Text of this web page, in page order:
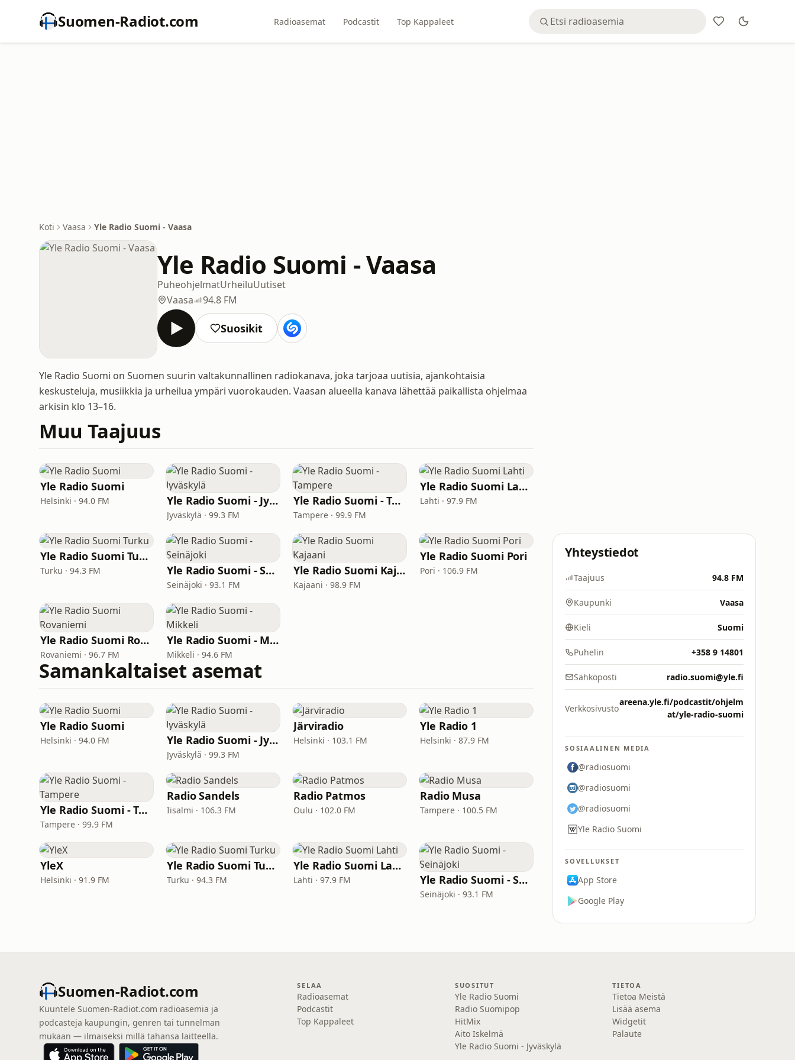
Suomen-Radiot.com Radioasemat Podcastit Top Kappaleet
Koti Vaasa Yle Radio Suomi - Vaasa
Yle Radio Suomi - Vaasa
PuheohjelmatUrheiluUutiset
Vaasa
94.8 FM
Suosikit
Yle Radio Suomi on Suomen suurin valtakunnallinen radiokanava, joka tarjoaa uutisia, ajankohtaisia
keskusteluja, musiikkia ja urheilua ympäri vuorokauden. Vaasan alueella kanava lähettää paikallista ohjelmaa
arkisin klo 13–16.
Muu Taajuus
Yle Radio Suomi
Helsinki · 94.0 FM Yle Radio Suomi - Jyväskylä
Jyväskylä · 99.3 FM
Yle Radio Suomi - Tampere
Tampere · 99.9 FM
Yle Radio Suomi Lahti
Lahti · 97.9 FM
Yle Radio Suomi Turku
Turku · 94.3 FM Yle Radio Suomi - Seinäjoki
Seinäjoki · 93.1 FM
Yle Radio Suomi Kajaani
Kajaani · 98.9 FM
Yle Radio Suomi Pori
Pori · 106.9 FM
Yle Radio Suomi Rovaniemi
Rovaniemi · 96.7 FM
Yle Radio Suomi - Mikkeli
Mikkeli · 94.6 FM
Samankaltaiset asemat
Yle Radio Suomi
Helsinki · 94.0 FM Yle Radio Suomi - Jyväskylä
Jyväskylä · 99.3 FM
Järviradio
Helsinki · 103.1 FM
Yle Radio 1
Helsinki · 87.9 FM
Yle Radio Suomi - Tampere
Tampere · 99.9 FM
Radio Sandels
Iisalmi · 106.3 FM
Radio Patmos
Oulu · 102.0 FM
Radio Musa
Tampere · 100.5 FM
YleX
Helsinki · 91.9 FM
Yle Radio Suomi Turku
Turku · 94.3 FM
Yle Radio Suomi Lahti
Lahti · 97.9 FM Yle Radio Suomi - Seinäjoki
Seinäjoki · 93.1 FM
Yhteystiedot
Taajuus 94.8 FM
Kaupunki Vaasa
Kieli Suomi
Puhelin +358 9 14801
Sähköposti radio.suomi@yle.fi
Verkkosivusto
areena.yle.fi/podcastit/ohjelm
at/yle-radio-suomi
SOSIAALINEN MEDIA
@radiosuomi
@radiosuomi
@radiosuomi
Yle Radio Suomi
SOVELLUKSET
App Store
Google Play
Suomen-Radiot.com
Kuuntele Suomen-Radiot.com radioasemia ja
podcasteja kaupungin, genren tai tunnelman
mukaan — ilmaiseksi millä tahansa laitteella.
SELAA
Radioasemat
Podcastit
Top Kappaleet
SUOSITUT
Yle Radio Suomi
Radio Suomipop
HitMix
Aito Iskelmä
Yle Radio Suomi - Jyväskylä
TIETOA
Tietoa Meistä
Lisää asema
Widgetit
Palaute